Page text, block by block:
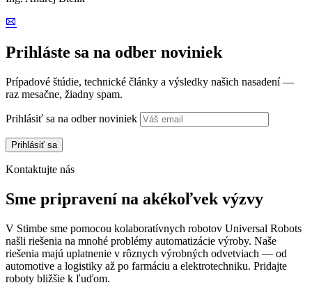
Prihláste sa na odber noviniek
Prípadové štúdie, technické články a výsledky našich nasadení —
raz mesačne, žiadny spam.
Prihlásiť sa na odber noviniek
Kontaktujte nás
Sme pripravení na akékoľvek výzvy
V Stimbe sme pomocou kolaboratívnych robotov Universal Robots
našli riešenia na mnohé problémy automatizácie výroby. Naše
riešenia majú uplatnenie v rôznych výrobných odvetviach — od
automotive a logistiky až po farmáciu a elektrotechniku. Pridajte
roboty bližšie k ľuďom.